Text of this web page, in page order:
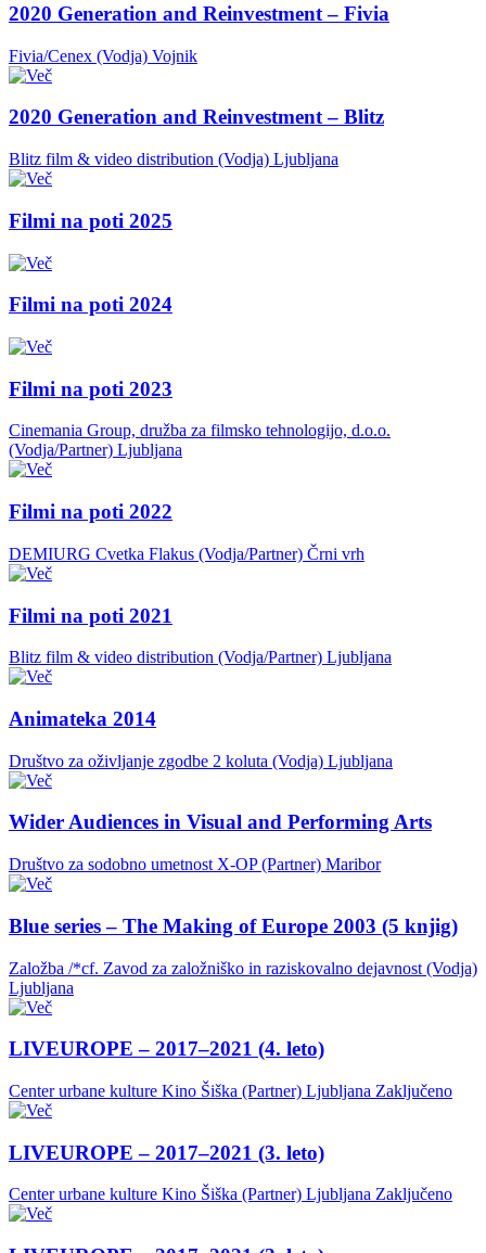
2020 Generation and Reinvestment – Fivia
Fivia/Cenex (Vodja) Vojnik
2020 Generation and Reinvestment – Blitz
Blitz film & video distribution (Vodja) Ljubljana
Filmi na poti 2025
Filmi na poti 2024
Filmi na poti 2023
Cinemania Group, družba za filmsko tehnologijo, d.o.o.
(Vodja/Partner) Ljubljana
Filmi na poti 2022
DEMIURG Cvetka Flakus (Vodja/Partner) Črni vrh
Filmi na poti 2021
Blitz film & video distribution (Vodja/Partner) Ljubljana
Animateka 2014
Društvo za oživljanje zgodbe 2 koluta (Vodja) Ljubljana
Wider Audiences in Visual and Performing Arts
Društvo za sodobno umetnost X-OP (Partner) Maribor
Blue series – The Making of Europe 2003 (5 knjig)
Založba /*cf. Zavod za založniško in raziskovalno dejavnost (Vodja)
Ljubljana
LIVEUROPE – 2017–2021 (4. leto)
Center urbane kulture Kino Šiška (Partner) Ljubljana Zaključeno
LIVEUROPE – 2017–2021 (3. leto)
Center urbane kulture Kino Šiška (Partner) Ljubljana Zaključeno